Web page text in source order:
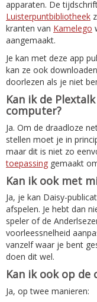
apparaten. De
Luisterpuntbibliotheek
kranten van Kamelego
aangemaakt.
Je kan met deze app
kan ze ook
doorlezen als je niet
Kan ik de
computer?
Ja. Om de draadloze
stellen moet je in
maar dit is niet zo
toepassing gemaakt
Kan ik ook met
Ja, je kan Daisy-
afspelen. Je hebt dan
speler of de
voorleessnelheid
vanzelf waar je bent
doen dit wel.
Kan ik ook op de
Ja, op twee manieren: